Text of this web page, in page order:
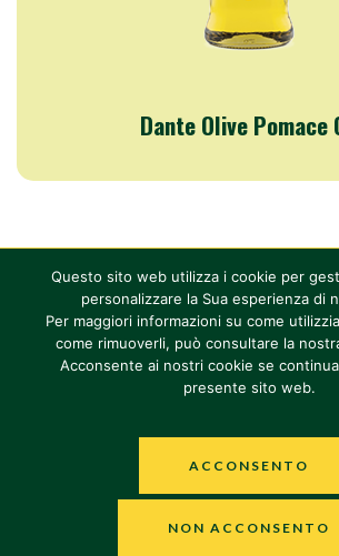
Dante Olive Pomace
SOCIAL
SOCIALSOCIALSOCIAL
© 2026Olio Dante S.p.A.
P. IVA 12625121004
COOKIE POLICY·ACCESSIBILITY
Questo sito web utilizza i cookie per
personalizzare la Sua esperienza di
Per maggiori informazioni su come
come rimuoverli, può consultare la
Acconsente ai nostri cookie se
presente sito web.
ACCONSENTO
NON ACCONSENTO